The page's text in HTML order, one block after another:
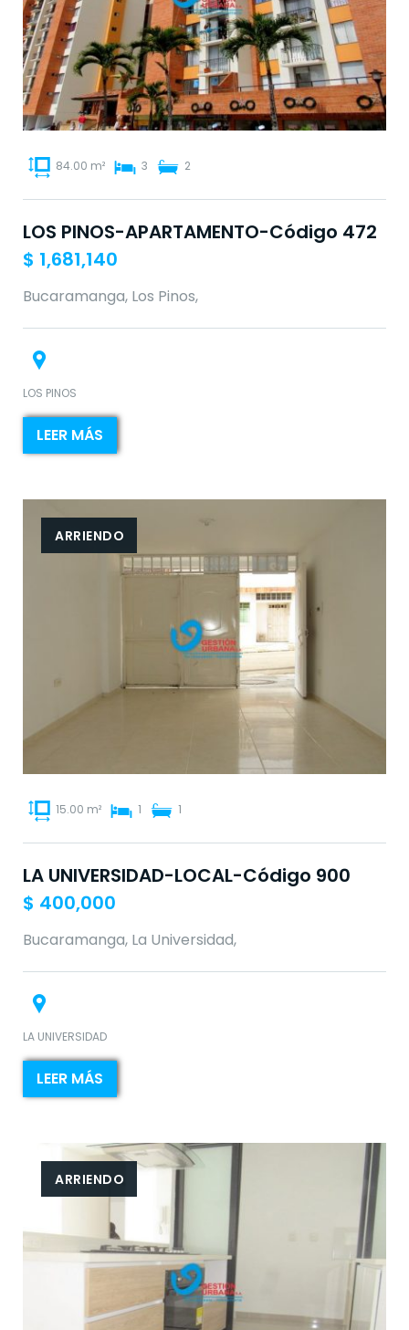
84.00 m² 3 2
LOS PINOS-APARTAMENTO-Código 472
$ 1,681,140
Bucaramanga, Los Pinos,
LOS PINOS
LEER MÁS
ARRIENDO
15.00 m² 1 1
LA UNIVERSIDAD-LOCAL-Código 900
$ 400,000
Bucaramanga, La Universidad,
LA UNIVERSIDAD
LEER MÁS
ARRIENDO